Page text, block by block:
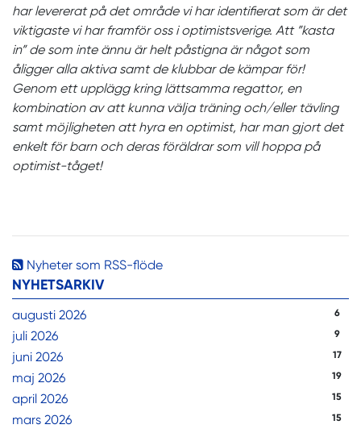
Nyheter som RSS-flöde
NYHETSARKIV
augusti 2026 6
juli 2026 9
juni 2026 17
maj 2026 19
april 2026 15
mars 2026 15
har levererat på det område vi har identifierat som är det
viktigaste vi har framför oss i optimistsverige. Att ”kasta
in” de som inte ännu är helt påstigna är något som
åligger alla aktiva samt de klubbar de kämpar för!
Genom ett upplägg kring lättsamma regattor, en
kombination av att kunna välja träning och/eller tävling
samt möjligheten att hyra en optimist, har man gjort det
enkelt för barn och deras föräldrar som vill hoppa på
optimist-tåget!